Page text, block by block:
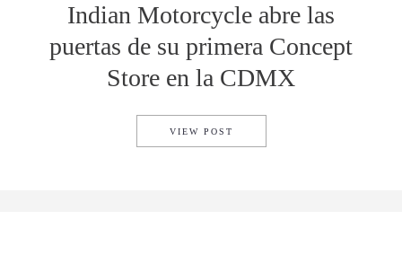
Indian Motorcycle abre las
puertas de su primera Concept
Store en la CDMX
VIEW POST